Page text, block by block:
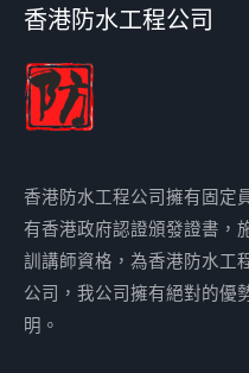
香港防水工程公司
香港防水工程公司擁有固定
有香港政府認證頒發證書，
訓講師資格，為香港防水工
公司，我公司擁有絕對的優
明。